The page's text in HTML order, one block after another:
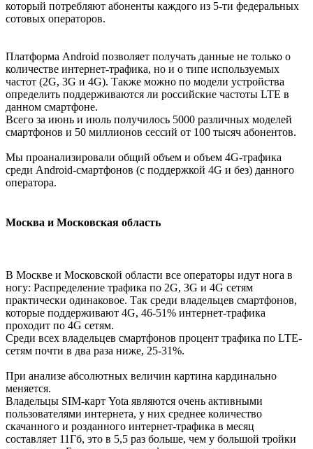
который потребляют абоненты каждого из 5-ти федеральных
сотовых операторов.
Платформа Android позволяет получать данные не только о
количестве интернет-трафика, но и о типе используемых
частот (2G, 3G и 4G). Также можно по модели устройства
определить поддерживаются ли российские частоты LTE в
данном смартфоне.
Всего за июнь и июль получилось 5000 различных моделей
смартфонов и 50 миллионов сессий от 100 тысяч абонентов.
Мы проанализировали общий объем и объем 4G-трафика
среди Android-смартфонов (с поддержкой 4G и без) данного
оператора.
Москва и Московская область
В Москве и Московской области все операторы идут нога в
ногу: Распределение трафика по 2G, 3G и 4G сетям
практически одинаковое. Так среди владельцев смартфонов,
которые поддерживают 4G, 46-51% интернет-трафика
проходит по 4G сетям.
Среди всех владельцев смартфонов процент трафика по LTE-
сетям почти в два раза ниже, 25-31%.
При анализе абсолютных величин картина кардинально
меняется.
Владельцы SIM-карт Yota являются очень активными
пользователями интернета, у них среднее количество
скачанного и розданного интернет-трафика в месяц
составляет 11Гб, это в 5,5 раз больше, чем у большой тройки